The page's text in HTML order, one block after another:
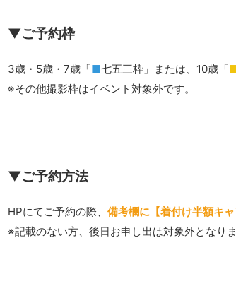
▼ご予約枠
3歳・5歳・7歳「■七五三枠」または、10歳「
※その他撮影枠はイベント対象外です。
▼ご予約方法
HPにてご予約の際、 備考欄に【着付け半額キ
※記載のない方、後日お申し出は対象外となりま